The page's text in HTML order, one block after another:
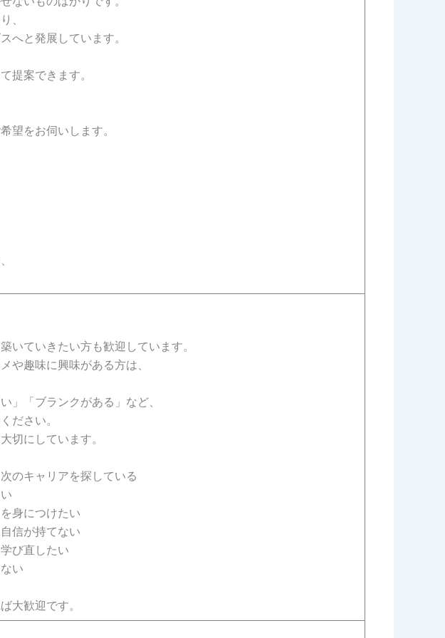
、
へと発展しています。
提案できます。
望をお伺いします。
いていきたい方も歓迎しています。
や趣味に興味がある方は、
」「ブランクがある」など、
ださい。
切にしています。
のキャリアを探している
身につけたい
信が持てない
び直したい
い
大歓迎です。